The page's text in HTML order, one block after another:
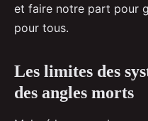
et faire notre part pour
pour tous.
Les limites des
des angles morts